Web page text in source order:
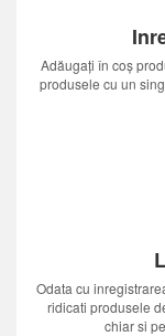
Adăugați în coș
produsele cu un
Odata cu
ridicati produsele
chiar si